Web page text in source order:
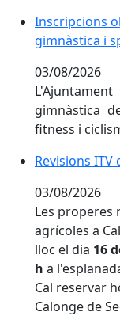
Inscripcions
Inscripcions
gimnàstica i
03/08/2026
gimnàstica
fitness i
Revisions ITV
Revisions ITV
03/08/2026
Les properes
agrícoles a
lloc el dia 16
h a
Cal reservar
Calonge de